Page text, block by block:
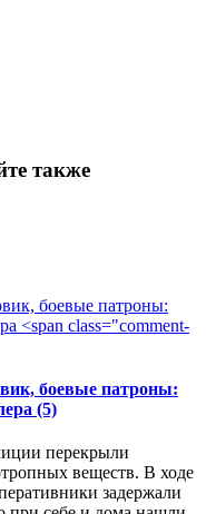
также
боевые патроны:
(5)
перекрыли
веществ. В ходе
задержали